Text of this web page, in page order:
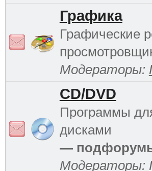
Графика
Графические
Модераторы:
CD/DVD
Программы
дисками
—
Модераторы: